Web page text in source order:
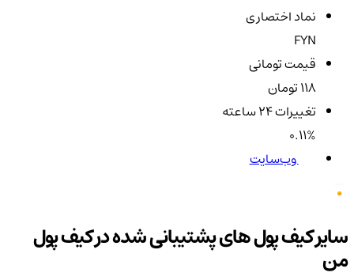
نماد اختصاری
FYN
قیمت تومانی
118 تومان
تغییرات ۲۴ ساعته
0.11%
وب‌سایت
سایر کیف پول های پشتیبانی شده در کیف پول
من